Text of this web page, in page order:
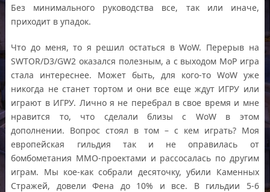
Без минимального руководства все, так или иначе,
приходит в упадок.
Что до меня, то я решил остаться в WoW. Перерыв на
SWTOR/D3/GW2 оказался полезным, а с выходом МоР игра
стала интереснее. Может быть, для кого-то WoW уже
никогда не станет тортом и они все еще ждут ИГРУ или
играют в ИГРУ. Лично я не перебрал в свое время и мне
нравится то, что сделали близы с WoW в этом
дополнении. Вопрос стоял в том – с кем играть? Моя
европейская гильдия так и не оправилась от
бомбометания ММО-проектами и рассосалась по другим
играм. Мы кое-как собрали десяточку, убили Каменных
Стражей, довели Фена до 10% и все. В гильдии 5-6